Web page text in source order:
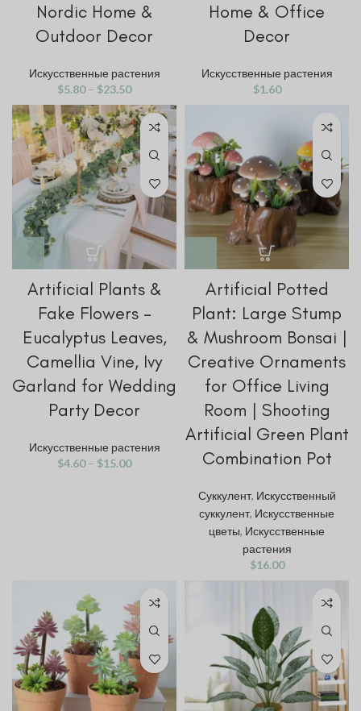
Nordic Home &
Outdoor Decor
Искусственные растения
$5.80 – $23.50
Home & Office
Decor
Искусственные растения
$1.60
Artificial Plants &
Fake Flowers –
Eucalyptus Leaves,
Camellia Vine, Ivy
Garland for Wedding
Party Decor
Искусственные растения
$4.60 – $15.00
Artificial Potted
Plant: Large Stump
& Mushroom Bonsai |
Creative Ornaments
for Office Living
Room | Shooting
Artificial Green Plant
Combination Pot
Суккулент, Искусственный
суккулент, Искусственные
цветы, Искусственные
растения
$16.00